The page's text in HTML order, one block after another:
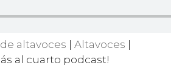
altavoces Altavoces
al cuarto podcast!